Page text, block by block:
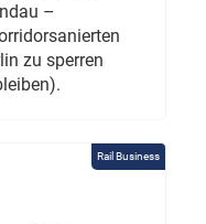
–
zu sperren
Rail Business